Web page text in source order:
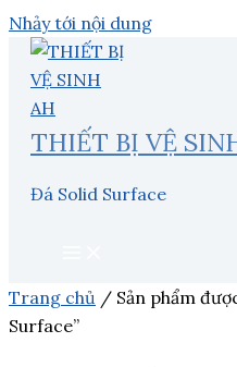
Nhảy tới nội dung
THIẾT BỊ VỆ
Đá Solid Surface
Trang chủ / Sản phẩm
Surface”